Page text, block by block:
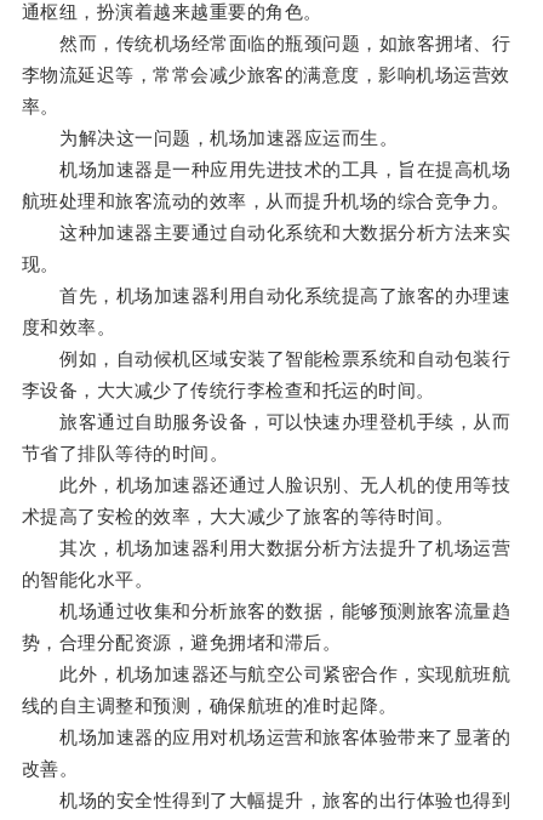
通枢纽，扮演着越来越重要的角色。
然而，传统机场经常面临的瓶颈问题，如旅客拥堵、行
李物流延迟等，常常会减少旅客的满意度，影响机场运营效
率。
为解决这一问题，机场加速器应运而生。
机场加速器是一种应用先进技术的工具，旨在提高机场
航班处理和旅客流动的效率，从而提升机场的综合竞争力。
这种加速器主要通过自动化系统和大数据分析方法来实
现。
首先，机场加速器利用自动化系统提高了旅客的办理速
度和效率。
例如，自动候机区域安装了智能检票系统和自动包装行
李设备，大大减少了传统行李检查和托运的时间。
旅客通过自助服务设备，可以快速办理登机手续，从而
节省了排队等待的时间。
此外，机场加速器还通过人脸识别、无人机的使用等技
术提高了安检的效率，大大减少了旅客的等待时间。
其次，机场加速器利用大数据分析方法提升了机场运营
的智能化水平。
机场通过收集和分析旅客的数据，能够预测旅客流量趋
势，合理分配资源，避免拥堵和滞后。
此外，机场加速器还与航空公司紧密合作，实现航班航
线的自主调整和预测，确保航班的准时起降。
机场加速器的应用对机场运营和旅客体验带来了显著的
改善。
机场的安全性得到了大幅提升，旅客的出行体验也得到